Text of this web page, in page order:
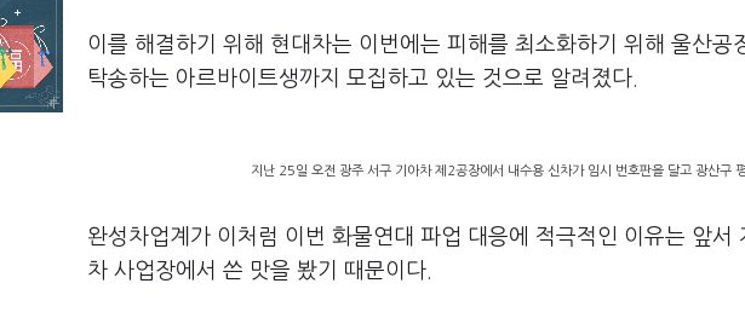
이를 해결하기 위해 현대차는 이번에는 피해를 최소화하기 위해 울산공
탁송하는 아르바이트생까지 모집하고 있는 것으로 알려졌다.
지난 25일 오전 광주 서구 기아차 제2공장에서 내수용 신차가 임시 번호판을 달고 광산구
완성차업계가 이처럼 이번 화물연대 파업 대응에 적극적인 이유는 앞
차 사업장에서 쓴 맛을 봤기 때문이다.